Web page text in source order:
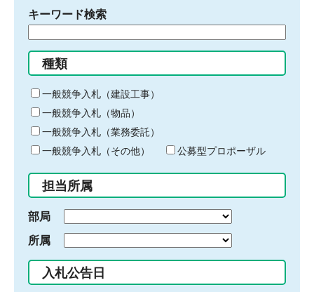
キーワード検索
る
キ
ー
ワ
ー
ド
入
力
種類
一般競争入札（建設工事）
一般競争入札（物品）
一般競争入札（業務委託）
一般競争入札（その他）
公募型プロポーザル
担当所属
部局
所属
入札公告日